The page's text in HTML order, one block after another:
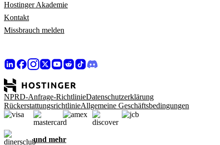
Hostinger Akademie
Kontakt
Missbrauch melden
NPRD-Anfrage-RichtlinieDatenschutzerklärung
RückerstattungsrichtlinieAllgemeine Geschäftsbedingungen
und mehr